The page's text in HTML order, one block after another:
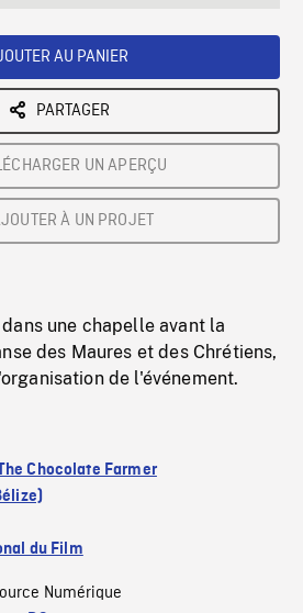
AU PANIER
PARTAGER
UN APERÇU
À UN PROJET
une chapelle avant la
des Maures et des Chrétiens,
de l'événement.
Chocolate Farmer
du Film
Numérique